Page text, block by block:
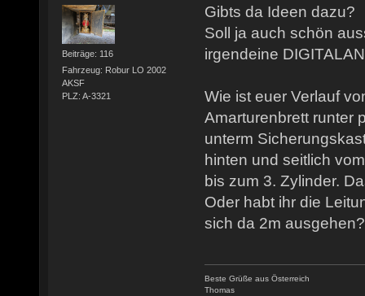
Beiträge: 116
Fahrzeug: Robur LO 2002
AKSF
PLZ: A-3321
Gibts da Ideen dazu?
Soll ja auch schön
irgendeine
Wie ist euer Verlauf
Amarturenbrett runter
unterm
hinten und seitlich
bis zum 3. Zylinder.
Oder habt ihr die
sich da 2m ausgehen?
Beste Grüße aus Österreich
Thomas